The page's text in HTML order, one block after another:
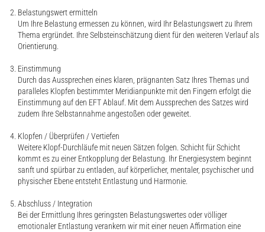
Belastungswert ermitteln
Um Ihre Belastung ermessen zu können, wird Ihr Belastungswert zu Ihrem
Thema ergründet. Ihre Selbsteinschätzung dient für den weiteren Verlauf als
Orientierung.
Einstimmung
Durch das Aussprechen eines klaren, prägnanten Satz Ihres Themas und
paralleles Klopfen bestimmter Meridianpunkte mit den Fingern erfolgt die
Einstimmung auf den EFT Ablauf. Mit dem Aussprechen des Satzes wird
zudem Ihre Selbstannahme angestoßen oder geweitet.
Klopfen / Überprüfen / Vertiefen
Weitere Klopf-Durchläufe mit neuen Sätzen folgen. Schicht für Schicht
kommt es zu einer Entkopplung der Belastung. Ihr Energiesystem beginnt
sanft und spürbar zu entladen, auf körperlicher, mentaler, psychischer und
physischer Ebene entsteht Entlastung und Harmonie.
Abschluss / Integration
Bei der Ermittlung Ihres geringsten Belastungswertes oder völliger
emotionaler Entlastung verankern wir mit einer neuen Affirmation eine